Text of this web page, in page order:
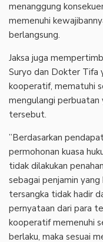
menanggung
memenuhi
berlangsung.
‎Jaksa juga
Suryo dan Dokter Tifa
kooperatif, mematuhi
mengulangi perbuatan
tersebut.
‎”Berdasarkan
permohonan kuasa
tidak dilakukan
sebagai penjamin
tersangka tidak hadir
pernyataan dari para
kooperatif memenuhi
berlaku, maka sesuai